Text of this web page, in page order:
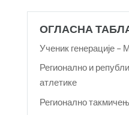
ОГЛАСНА
Ученик генерације –
Регионално и
атлетике
Регионално